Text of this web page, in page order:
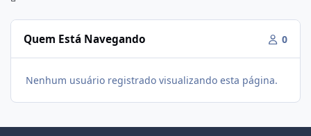
Quem Está Navegando 0
Nenhum usuário registrado visualizando esta página.